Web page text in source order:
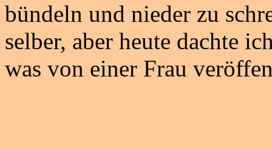
bündeln und nieder zu
selber, aber heute dachte
was von einer Frau